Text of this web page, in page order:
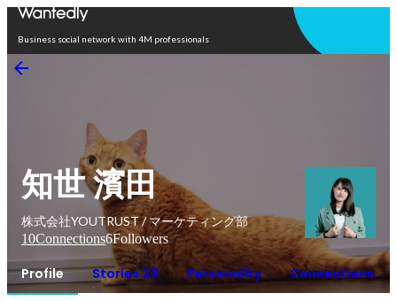
Business social network with 4M professionals
知世 濱田
株式会社YOUTRUST / マーケティング部
10Connections6Followers
Profile Stories 20 Personality Connections